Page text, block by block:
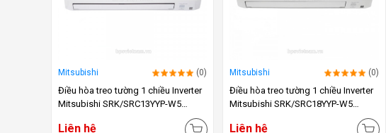
Mitsubishi (0)
Điều hòa treo tường 1 chiều Inverter
Mitsubishi SRK/SRC13YYP-W5
Liên hệ
Mitsubishi (0)
Điều hòa treo tường 1 chiều Inverter
Mitsubishi SRK/SRC18YYP-W5
Liên hệ